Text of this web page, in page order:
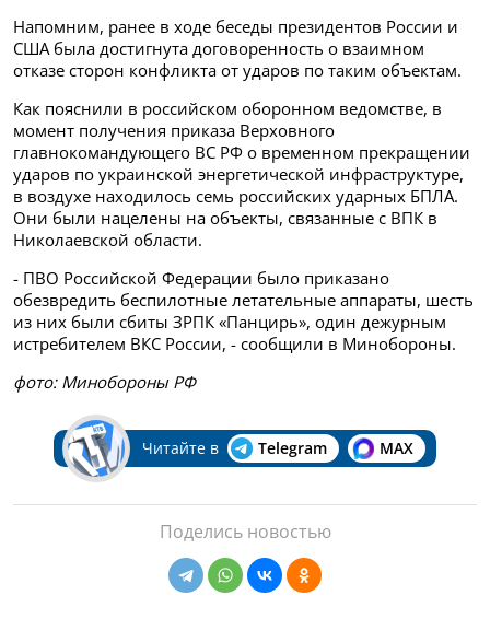
Напомним, ранее в ходе беседы президентов России и
США была достигнута договоренность о взаимном
отказе сторон конфликта от ударов по таким объектам.
Как пояснили в российском оборонном ведомстве, в
момент получения приказа Верховного
главнокомандующего ВС РФ о временном прекращении
ударов по украинской энергетической инфраструктуре,
в воздухе находилось семь российских ударных БПЛА.
Они были нацелены на объекты, связанные с ВПК в
Николаевской области.
- ПВО Российской Федерации было приказано
обезвредить беспилотные летательные аппараты, шесть
из них были сбиты ЗРПК «Панцирь», один дежурным
истребителем ВКС России, - сообщили в Минобороны.
фото: Минобороны РФ
Читайте в Telegram MAX
Поделись новостью